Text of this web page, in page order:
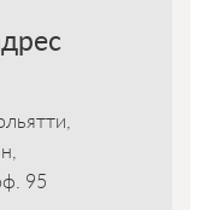
95